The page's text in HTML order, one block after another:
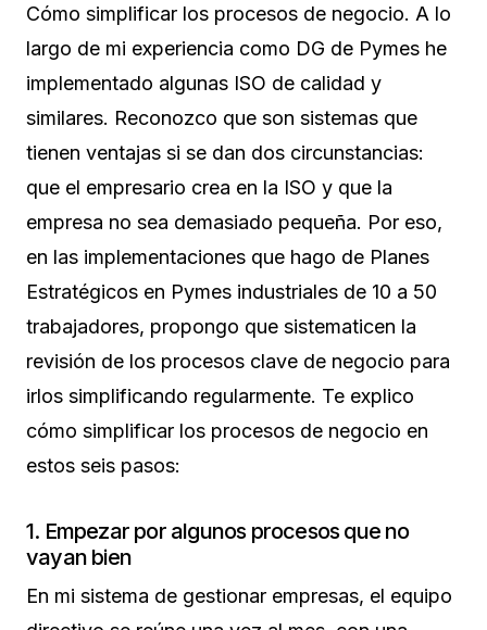
Cómo simplificar los procesos de negocio. A lo
largo de mi experiencia como DG de Pymes he
implementado algunas ISO de calidad y
similares. Reconozco que son sistemas que
tienen ventajas si se dan dos circunstancias:
que el empresario crea en la ISO y que la
empresa no sea demasiado pequeña. Por eso,
en las implementaciones que hago de Planes
Estratégicos en Pymes industriales de 10 a 50
trabajadores, propongo que sistematicen la
revisión de los procesos clave de negocio para
irlos simplificando regularmente. Te explico
cómo simplificar los procesos de negocio en
estos seis pasos:
1. Empezar por algunos procesos que no
vayan bien
En mi sistema de gestionar empresas, el equipo